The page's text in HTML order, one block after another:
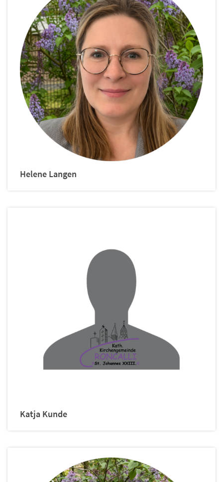
Helene Langen
Katja Kunde